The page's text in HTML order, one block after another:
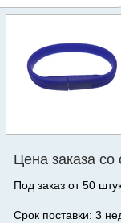
Цена заказа со
Под заказ от 50
Срок поставки: 3